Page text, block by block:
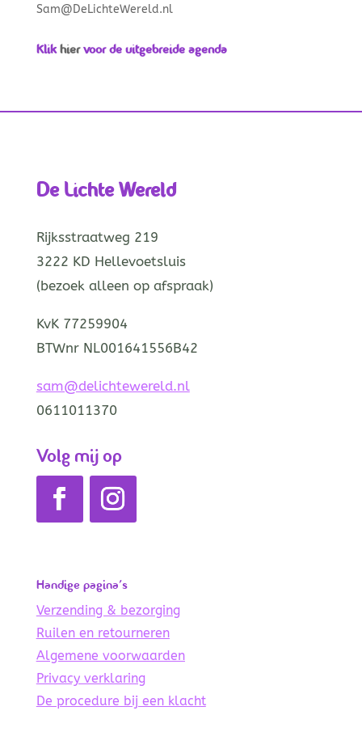
Sam@DeLichteWereld.nl
Klikhiervoor de uitgebreide agenda
De Lichte Wereld
Rijksstraatweg 219
3222 KD Hellevoetsluis
(bezoek alleen op afspraak)
KvK 77259904
BTWnr NL001641556B42
sam@delichtewereld.nl
0611011370
Volg mij op
Handige pagina’s
Verzending & bezorging
Ruilen en retourneren
Algemene voorwaarden
Privacy verklaring
De procedure bij een klacht